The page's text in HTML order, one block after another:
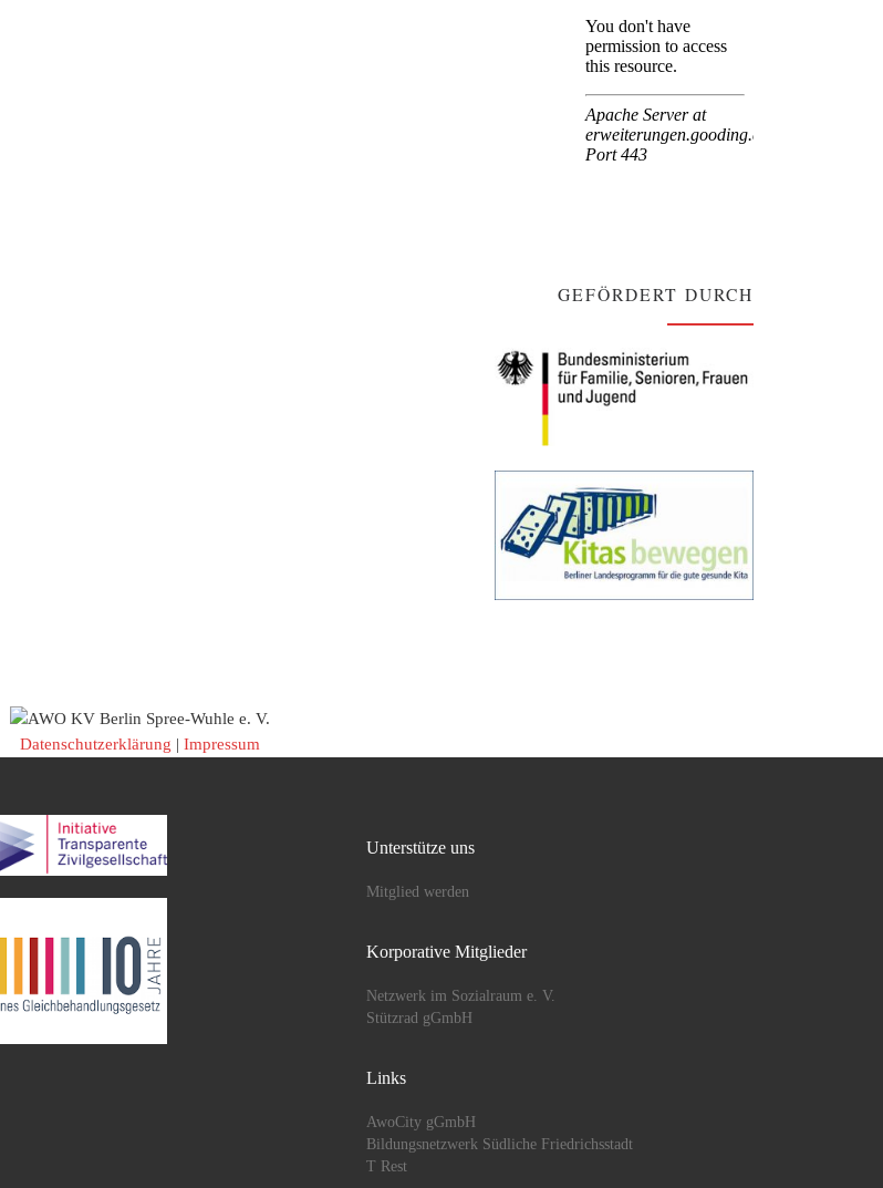
GEFÖRDERT DURCH
Datenschutzerklärung | Impressum
Unterstütze uns
Mitglied werden
Korporative Mitglieder
Netzwerk im Sozialraum e. V.
Stützrad gGmbH
Links
AwoCity gGmbH
Bildungsnetzwerk Südliche Friedrichsstadt
T Rest